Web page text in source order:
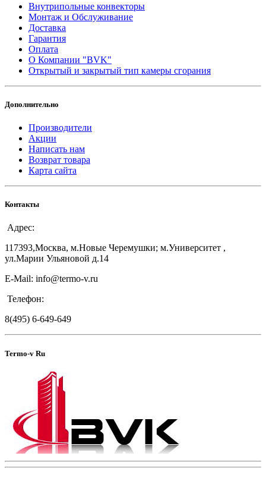
Внутрипольные конвекторы
Монтаж и Обслуживание
Доставка
Гарантия
Оплата
О Компании "BVK"
Открытый и закрытый тип камеры сгорания
Дополнительно
Производители
Акции
Написать нам
Возврат товара
Карта сайта
Контакты
Адрес:
117393,Москва, м.Новые Черемушки; м.Университет ,
ул.Марии Ульяновой д.14
E-Mail: info@termo-v.ru
Телефон:
8(495) 6-649-649
Termo-v Ru